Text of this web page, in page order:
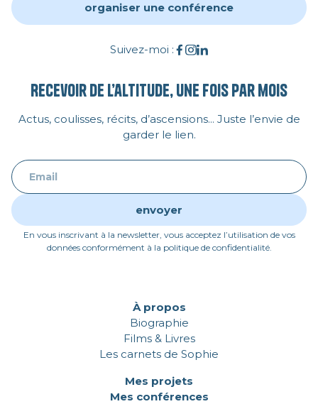
organiser une conférence
Suivez-moi :
Recevoir de l’altitude, une fois par mois
Actus, coulisses, récits, d’ascensions... Juste l’envie de
garder le lien.
En vous inscrivant à la newsletter, vous acceptez l’utilisation de vos
données conformément à la politique de confidentialité.
À propos
Biographie
Films & Livres
Les carnets de Sophie
Mes projets
Mes conférences